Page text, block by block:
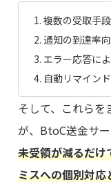
複数の受取手
通知の到達率
エラー応答に
自動リマインド
そして、これら
が、BtoC送金サ
未受領が減るだ
ミスへの個別対応